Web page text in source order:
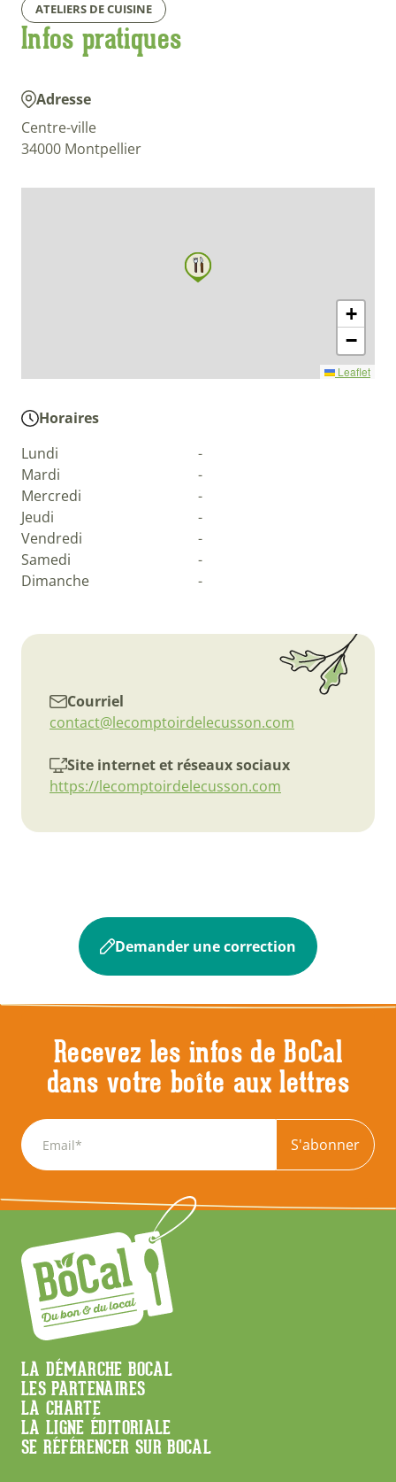
ATELIERS DE CUISINE
Infos pratiques
Adresse
Centre-ville
34000 Montpellier
+
−
Leaflet
Horaires
Lundi
-
Mardi
-
Mercredi
-
Jeudi
-
Vendredi
-
Samedi
-
Dimanche
-
Courriel
contact@lecomptoirdelecusson.com
Site internet et réseaux sociaux
https://lecomptoirdelecusson.com
Demander une correction
Recevez les infos de BoCal
dans votre boîte aux lettres
S'abonner
Menu
Footer
LA DÉMARCHE BOCAL
LES PARTENAIRES
LA CHARTE
LA LIGNE ÉDITORIALE
SE RÉFÉRENCER SUR BOCAL